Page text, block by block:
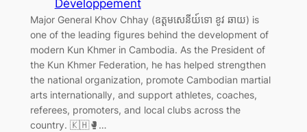
Développement
Major General Khov Chhay (ឧត្តមសេនីយ៍ទោ ខូវ ឆាយ) is
one of the leading figures behind the development of
modern Kun Khmer in Cambodia. As the President of
the Kun Khmer Federation, he has helped strengthen
the national organization, promote Cambodian martial
arts internationally, and support athletes, coaches,
referees, promoters, and local clubs across the
country. 🇰🇭🥊…